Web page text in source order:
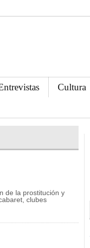
Cultura
de la prostitución y
clubes